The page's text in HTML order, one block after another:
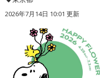
2026年7月14日 10:01 更新